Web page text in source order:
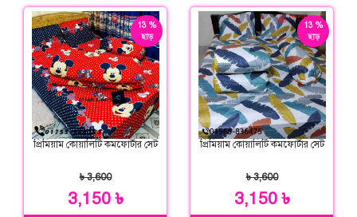
13 %
ছাড়
প্রিমিয়াম কোয়ালিটি কমফোর্টার সেট
৳ 3,600
3,150 ৳
13 %
ছাড়
প্রিমিয়াম কোয়ালিটি কমফোর্টার সেট
৳ 3,600
3,150 ৳